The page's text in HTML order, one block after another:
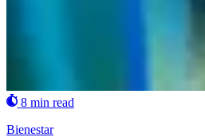
8 min read
Bienestar